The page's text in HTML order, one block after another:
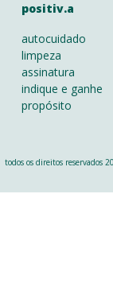
positiv.a
autocuidado
limpeza
assinatura
indique e ganhe
propósito
todos os direitos reservados